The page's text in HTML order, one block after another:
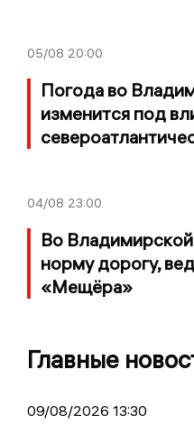
05/08 20:00
Погода во
изменится под
04/08 23:00
Во
норму дорогу,
«Мещёра»
Главные
09/08/2026 13:30